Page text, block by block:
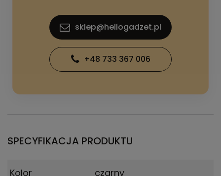
sklep@hellogadzet.pl
+48 733 367 006
SPECYFIKACJA PRODUKTU
Kolor czarny